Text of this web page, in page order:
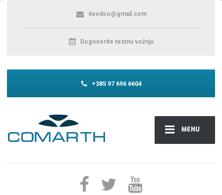
MENU
4evdoo@gmail.com
Dogovorite testnu vožnju
+385 97 696 6604